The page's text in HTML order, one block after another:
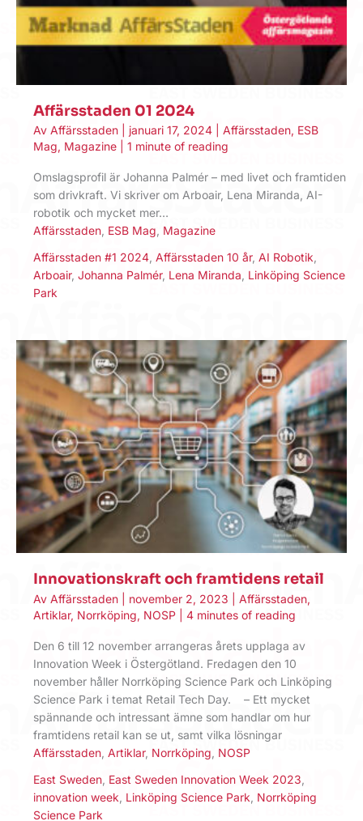
Affärsstaden 01 2024
Av Affärsstaden januari 17, 2024 Affärsstaden, ESB
Mag, Magazine 1 minute of reading
Omslagsprofil är Johanna Palmér – med livet och framtiden
som drivkraft. Vi skriver om Arboair, Lena Miranda, AI-
robotik och mycket mer…
Affärsstaden ESB Mag Magazine
Affärsstaden #1 2024 Affärsstaden 10 år, AI Robotik
Arboair, Johanna Palmér, Lena Miranda Linköping Science
Park
Innovationskraft och framtidens retail
Av Affärsstaden november 2, 2023 Affärsstaden,
Artiklar, Norrköping, NOSP 4 minutes of reading
Den 6 till 12 november arrangeras årets upplaga av
Innovation Week i Östergötland. Fredagen den 10
november ­håller Norrköping Science Park och Linköping
Science Park i temat Retail Tech Day. – Ett mycket
spännande och intressant ämne som handlar om hur
framtidens retail kan se ut, samt vilka lösningar
Affärsstaden Artiklar, Norrköping NOSP
East Sweden East Sweden Innovation Week 2023
innovation week Linköping Science Park Norrköping
Science Park